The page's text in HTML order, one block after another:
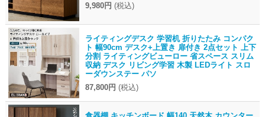
9,980円 (税込)
ライティングデスク 学習机 折りたたみ コンパク
ト 幅90cm デスク+上置き 扉付き 2点セット 上下
分割 ライティングビューロー 省スペース スリム
収納 デスク リビング学習 木製 LEDライト スロ
ーダウンステー パソ
87,800円 (税込)